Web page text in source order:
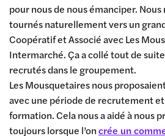
pour nous de nous émanciper.
tournés naturellement vers un
Coopératif et Associé avec Les
Intermarché. Ça a collé tout de
recrutés dans le groupement.
Les Mousquetaires nous
avec une période de recrutement
formation. Cela nous a aidé à nous
toujours lorsque l’oncrée un